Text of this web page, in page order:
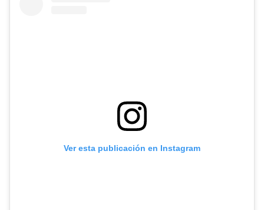
Ver esta publicación en Instagram